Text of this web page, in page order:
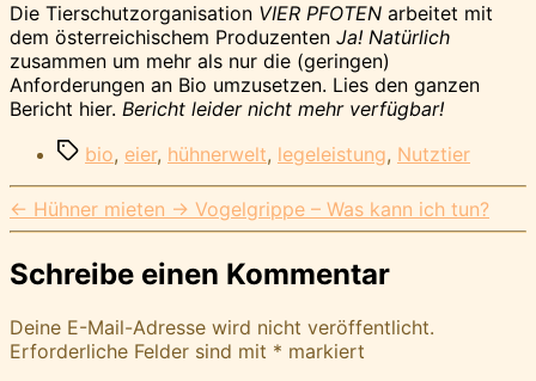
Die Tierschutzorganisation VIER PFOTEN arbeitet mit
dem österreichischem Produzenten Ja! Natürlich
zusammen um mehr als nur die (geringen)
Anforderungen an Bio umzusetzen. Lies den ganzen
Bericht hier. Bericht leider nicht mehr verfügbar!
Schlagwörter
bio, eier, hühnerwelt, legeleistung, Nutztier
← Hühner mieten → Vogelgrippe – Was kann ich tun?
Schreibe einen Kommentar
Deine E-Mail-Adresse wird nicht veröffentlicht.
Erforderliche Felder sind mit * markiert